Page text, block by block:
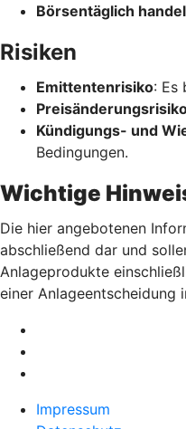
Börsentäglich
Risiken
Emittentenrisiko: Es
Kündigungs- und
Bedingungen.
Wichtige
Die hier angebotenen
abschließend dar und
Anlageprodukte
einer Anlageentscheidung
Impressum